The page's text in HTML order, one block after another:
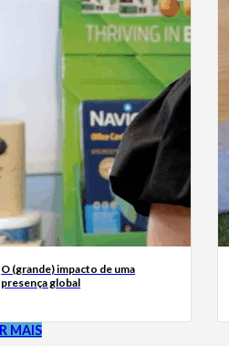
O (grande) impacto de uma
presença global
MAIS